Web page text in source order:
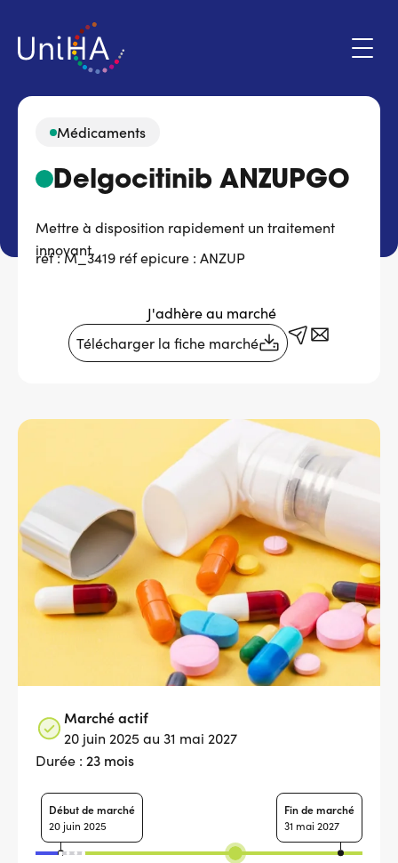
contenu
Menu
du
de
l'utilisateur
Espace adhérent
Qui sommes-nous ?
Marchés
Top
Fournisseurs
Recrutement
Espace presse
Médicaments
Delgocitinib ANZUPGO
Mettre à disposition rapidement un traitement
innovant.
réf : M_3419 réf epicure : ANZUP
J'adhère au marché
Télécharger la fiche marché
Marché actif
20 juin 2025 au 31 mai 2027
Durée : 23 mois
Début de marché
20 juin 2025
Fin de marché
31 mai 2027